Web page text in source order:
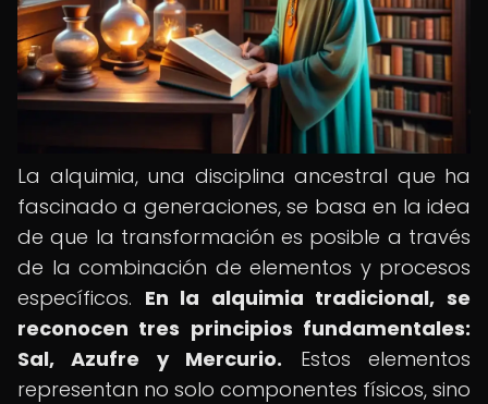
La alquimia, una disciplina ancestral que ha
fascinado a generaciones, se basa en la idea
de que la transformación es posible a través
de la combinación de elementos y procesos
específicos. En la alquimia tradicional, se
reconocen tres principios fundamentales:
Sal, Azufre y Mercurio. Estos elementos
representan no solo componentes físicos, sino